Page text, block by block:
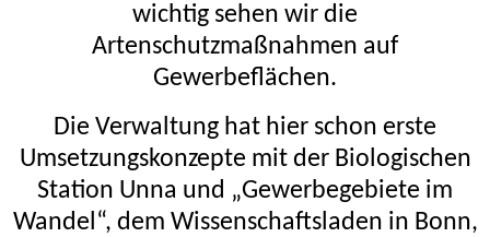
wichtig sehen wir die
Artenschutzmaßnahmen auf
Gewerbeflächen.
Die Verwaltung hat hier schon erste
Umsetzungskonzepte mit der Biologischen
Station Unna und „Gewerbegebiete im
Wandel“, dem Wissenschaftsladen in Bonn,